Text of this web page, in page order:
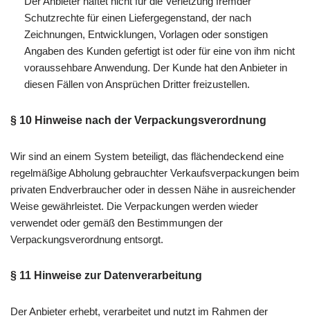
Schutzrechte für einen Liefergegenstand, der nach
Zeichnungen, Entwicklungen, Vorlagen oder sonstigen
Angaben des Kunden gefertigt ist oder für eine von ihm nicht
voraussehbare Anwendung. Der Kunde hat den Anbieter in
diesen Fällen von Ansprüchen Dritter freizustellen.
§ 10 Hinweise nach der Verpackungsverordnung
Wir sind an einem System beteiligt, das flächendeckend eine
regelmäßige Abholung gebrauchter Verkaufsverpackungen beim
privaten Endverbraucher oder in dessen Nähe in ausreichender
Weise gewährleistet. Die Verpackungen werden wieder
verwendet oder gemäß den Bestimmungen der
Verpackungsverordnung entsorgt.
§ 11 Hinweise zur Datenverarbeitung
Der Anbieter erhebt, verarbeitet und nutzt im Rahmen der